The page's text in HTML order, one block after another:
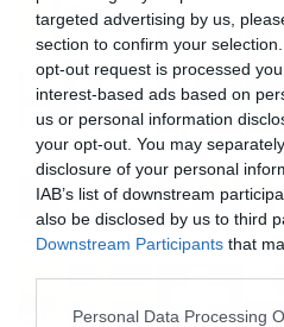
targeted advertising by us,
section to confirm your
opt-out request is processed
interest-based ads based on
us or personal information
your opt-out. You may
disclosure of your personal
IAB’s list of downstream
also be disclosed by us to third
Downstream Participants that
Please note that this website/
Personal Data Processing
προετοιμαστούν αυτοί της
Λυκείου ενόψει των
Λυκείου τελειώνουν […]